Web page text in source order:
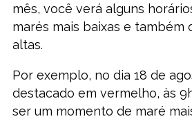
mês, você verá alguns
marés mais baixas e também
altas.
Por exemplo, no dia 18 de
destacado em vermelho, às
ser um momento de maré